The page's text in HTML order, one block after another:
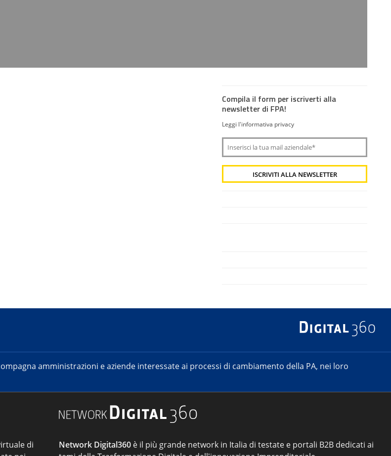
Compila il form per iscriverti alla
newsletter di FPA!
Leggi l'informativa privacy
amministrazioni e aziende interessate ai processi di cambiamento della PA, nei loro
di
Network Digital360 è il più grande network in Italia di testate e portali B2B dedicati ai